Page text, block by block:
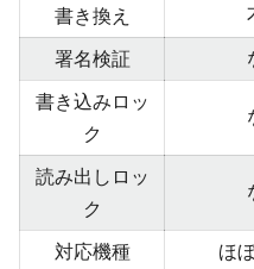
書き換え
署名検証
書き込みロッ
ク
読み出しロッ
ク
対応機種 ほ